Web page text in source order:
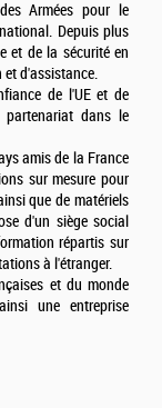
Armées pour le
Depuis plus
et de la sécurité en
d'assistance.
de l'UE et de
dans le
amis de la France
sur mesure pour
que de matériels
d'un siège social
répartis sur
à l'étranger.
et du monde
une entreprise